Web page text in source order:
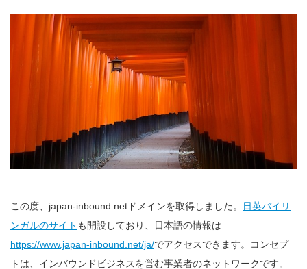
この度、japan-inbound.netドメインを取得しました。
日英バイリ
ンガルのサイト も開設しており、日本語の情報は
https://www.japan-inbound.net/ja/でアクセスできます。コンセプ
トは、インバウンドビジネスを営む事業者のネットワークです。